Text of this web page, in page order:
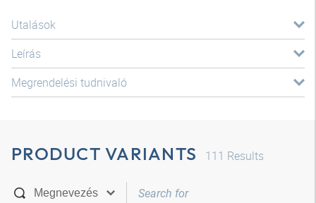
Utalások
Leírás
Megrendelési tudnivaló
PRODUCT VARIANTS 111 Results